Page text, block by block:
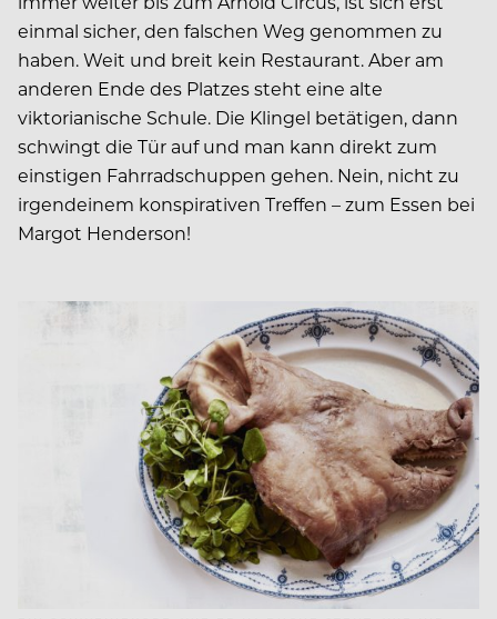
einmal sicher, den falschen Weg genommen zu
haben. Weit und breit kein Restaurant. Aber am
anderen Ende des Platzes steht eine alte
viktorianische Schule. Die Klingel betätigen, dann
schwingt die Tür auf und man kann direkt zum
einstigen Fahrradschuppen gehen. Nein, nicht zu
irgendeinem konspirativen Treffen – zum Essen bei
Margot Henderson!